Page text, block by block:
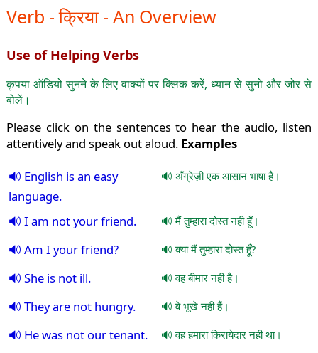
Verb - क्रिया - An Overview
Use of Helping Verbs
कृपया ऑडियो सुनने के लिए वाक्यों पर क्लिक करें, ध्यान से सुनो और जोर से
बोलें।
Please click on the sentences to hear the audio, listen
attentively and speak out aloud. Examples
English is an easy
language.
अँग्रेज़ी एक आसान भाषा है।
I am not your friend. मैं तुम्हारा दोस्त नही हूँ।
Am I your friend? क्या मैं तुम्हारा दोस्त हूँ?
She is not ill. वह बीमार नही है।
They are not hungry. वे भूखे नही हैं।
He was not our tenant. वह हमारा किरायेदार नही था।